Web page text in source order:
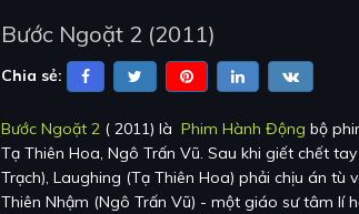
Bước Ngoặt 2 (2011)
Chia sẻ:
Bước Ngoặt 2 ( 2011) là Phim Hành Động bộ
Tạ Thiên Hoa, Ngô Trấn Vũ. Sau khi giết chết
Trạch), Laughing (Tạ Thiên Hoa) phải chịu án tù
Thiên Nhậm (Ngô Trấn Vũ) - một giáo sư tâm lí